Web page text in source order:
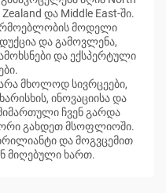
და Middle East-ში.
მოდელი
და გამოვლენა,
და ექსპერტული
არა მხოლოდ სივრცეები,
ინოვაციისა და
ჩვენ გარდა
გახდეთ მსოფლიოში.
და მოგვცემით
მიღებული ხართ.